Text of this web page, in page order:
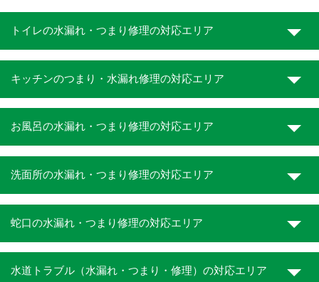
トイレの水漏れ・つまり修理の対応エリア
キッチンのつまり・水漏れ修理の対応エリア
お風呂の水漏れ・つまり修理の対応エリア
洗面所の水漏れ・つまり修理の対応エリア
蛇口の水漏れ・つまり修理の対応エリア
水道トラブル（水漏れ・つまり・修理）の対応エリア